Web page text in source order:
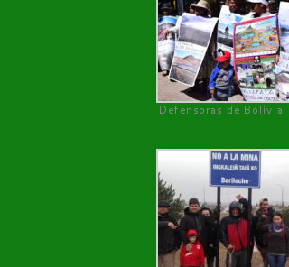
Defensoras de Bolivia